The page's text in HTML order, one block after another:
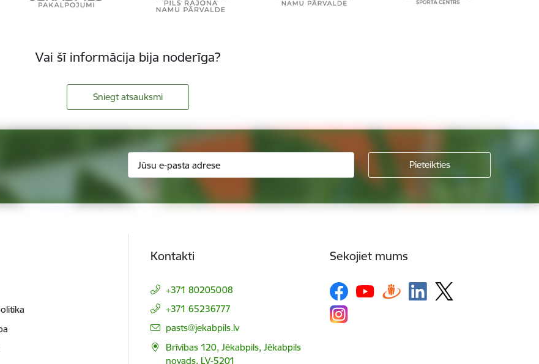
Vai šī informācija bija noderīga?
Sniegt atsauksmi
Kontakti
+371 80205008
+371 65236777
E-pasts:
pasts@jekabpils.lv
Brīvības 120, Jēkabpils, Jēkabpils
novads, LV-5201
Sekojiet mums